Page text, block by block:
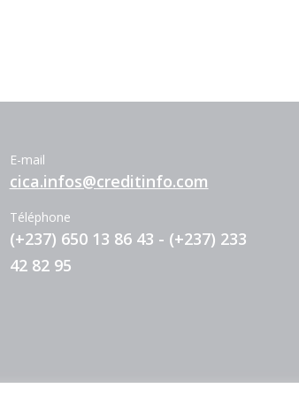
E-mail
cica.infos@creditinfo.com
Téléphone
(+237) 650 13 86 43 - (+237) 233
42 82 95